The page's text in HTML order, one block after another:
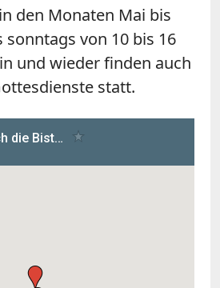
den Monaten Mai bis
von 10 bis 16
und wieder finden auch
statt.